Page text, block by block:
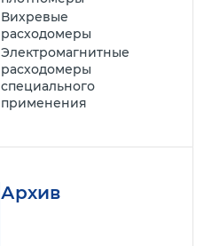
Вихревые
расходомеры
Электромагнитные
расходомеры
специального
применения
Архив